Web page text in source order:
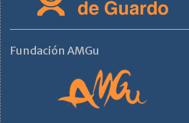
Fundación AMGu